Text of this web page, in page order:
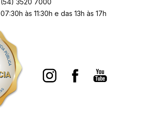
(54) 3520 7000
07:30h às 11:30h e das 13h às 17h